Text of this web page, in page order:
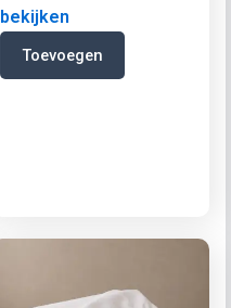
bekijken
Toevoegen